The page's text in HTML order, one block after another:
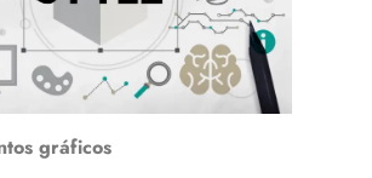
gráficos